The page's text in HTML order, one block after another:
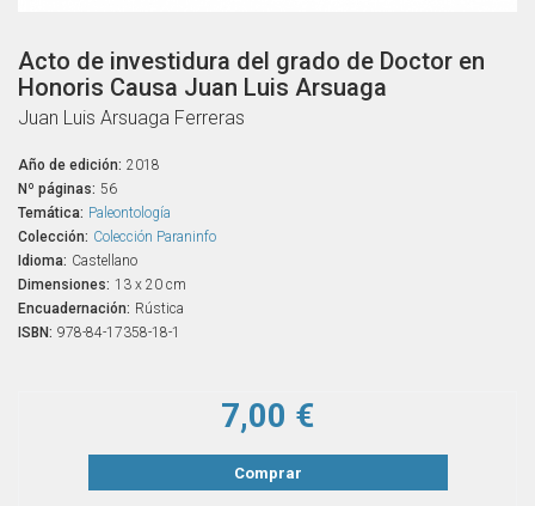
Acto de investidura del grado de Doctor en
Honoris Causa Juan Luis Arsuaga
Juan Luis Arsuaga Ferreras
Año de edición: 2018
Nº páginas: 56
Temática: Paleontología
Colección: Colección Paraninfo
Idioma: Castellano
Dimensiones: 13 x 20 cm
Encuadernación: Rústica
ISBN: 978-84-17358-18-1
7,00 €
Comprar